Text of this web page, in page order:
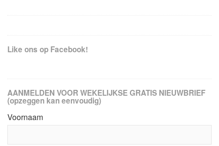
Like ons op Facebook!
AANMELDEN VOOR WEKELIJKSE GRATIS NIEUWBRIEF
(opzeggen kan eenvoudig)
Voornaam